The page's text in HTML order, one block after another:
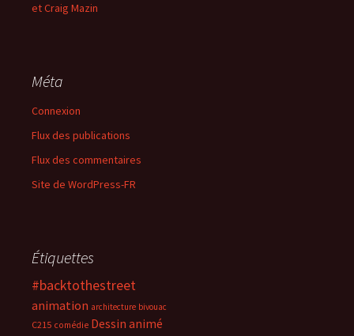
et Craig Mazin
Méta
Connexion
Flux des publications
Flux des commentaires
Site de WordPress-FR
Étiquettes
#backtothestreet
animation architecture bivouac
C215 comédie Dessin animé